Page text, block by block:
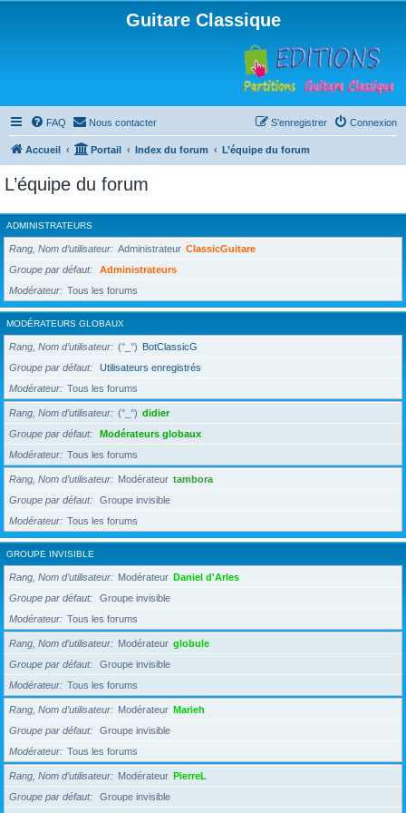
Guitare Classique
FAQ Nous contacter Connexion
S’enregistrer
Accueil Portail Index du forum L’équipe du forum
L’équipe du forum
ADMINISTRATEURS
Rang, Nom d’utilisateur Administrateur ClassicGuitare
Groupe par défaut
Administrateurs
Modérateur
Tous les forums
MODÉRATEURS GLOBAUX
Rang, Nom d’utilisateur (°_°) BotClassicG
Groupe par défaut
Utilisateurs enregistrés
Modérateur
Tous les forums
Rang, Nom d’utilisateur (°_°) didier
Groupe par défaut
Modérateurs globaux
Modérateur
Tous les forums
Rang, Nom d’utilisateur Modérateur tambora
Groupe par défaut
Groupe invisible
Modérateur
Tous les forums
GROUPE INVISIBLE
Rang, Nom d’utilisateur Modérateur Daniel d'Arles
Groupe par défaut
Groupe invisible
Modérateur
Tous les forums
Rang, Nom d’utilisateur Modérateur globule
Groupe par défaut
Groupe invisible
Modérateur
Tous les forums
Rang, Nom d’utilisateur Modérateur Marieh
Groupe par défaut
Groupe invisible
Modérateur
Tous les forums
Rang, Nom d’utilisateur Modérateur PierreL
Groupe par défaut
Groupe invisible